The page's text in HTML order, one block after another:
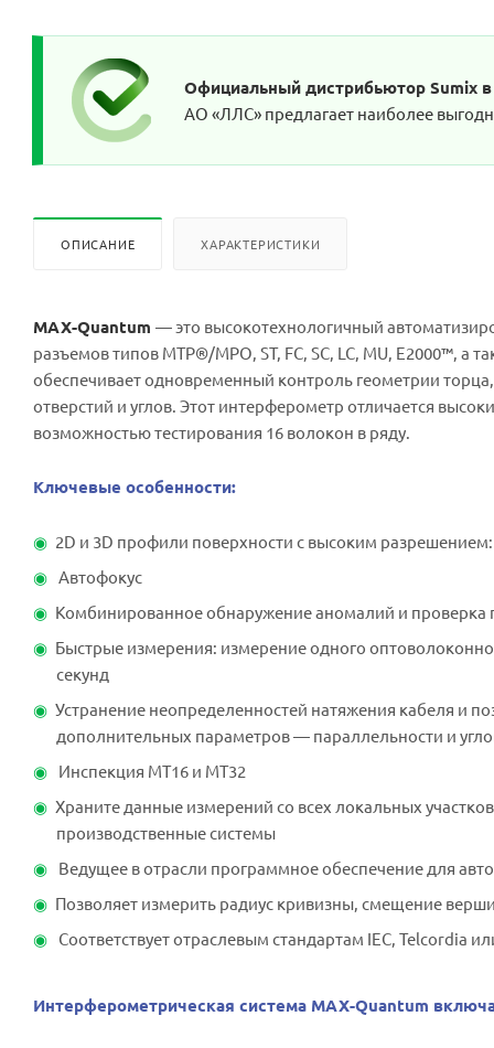
Официальный дистрибьютор Sumix
АО «ЛЛС» предлагает наиболее
ОПИСАНИЕ ХАРАКТЕРИСТИКИ
MAX-Quantum — это высокотехнологичный
разъемов типов MTP®/MPO, ST, FC, SC, LC, MU, E2000™, а
обеспечивает одновременный контроль геометрии
отверстий и углов. Этот интерферометр отличается
возможностью тестирования 16 волокон в ряду.
Ключевые особенности:
2D и 3D профили поверхности с высоким
Автофокус
Комбинированное обнаружение аномалий и проверка
Быстрые измерения: измерение одного
секунд
Устранение неопределенностей натяжения кабеля и
дополнительных параметров — параллельности и
Инспекция МТ16 и МТ32
Храните данные измерений со всех локальных
производственные системы
Ведущее в отрасли программное обеспечение для
Позволяет измерить радиус кривизны, смещение
Соответствует отраслевым стандартам IEC, Telcordia
Интерферометрическая система MAX-Quantum